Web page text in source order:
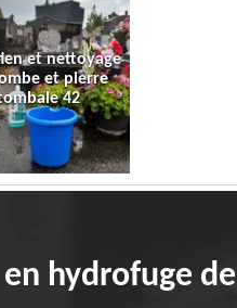
et nettoyage
et pierre
42
hydrofuge de